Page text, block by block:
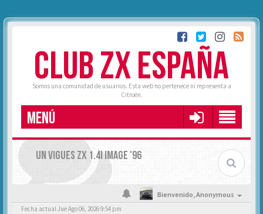
CLUB ZX ESPAÑA
Somos una comunidad de usuarios. Esta web no pertenece ni representa a
Citroën.
MENÚ
UN VIGUES ZX 1.4I IMAGE '96
Bienvenido,Anonymous
Fecha actual Jue Ago 06, 2026 9:54 pm